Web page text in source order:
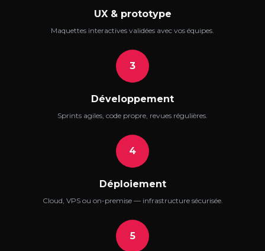
UX & prototype
Maquettes interactives validées avec vos équipes.
3
Développement
Sprints agiles, code propre, revues régulières.
4
Déploiement
Cloud, VPS ou on-premise — infrastructure sécurisée.
5